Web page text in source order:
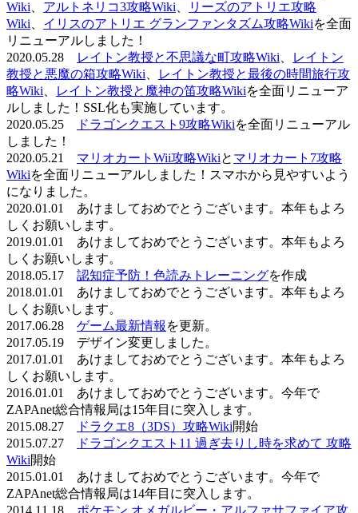
Wiki
アルトネリコ3攻略Wiki
リーズのアトリエ攻略
Wiki
イリスのアトリエ グランファンタズム攻略Wikiを全面
リニューアルしました！
2020.05.28
レイトン教授と不思議な町攻略Wiki
レイトン
教授と悪魔の箱攻略Wiki
レイトン教授と最後の時間旅行攻
略Wiki
レイトン教授と魔神の笛攻略Wikiを全面リニューア
ルしました！SSL化も実施しています。
2020.05.25
ドラゴンクエスト9攻略Wikiを全面リニューアル
しました！
2020.05.21 マリオカートWii攻略Wikiと マリオカート7攻略
Wikiを全面リニューアルしました！スマホから見やすいよう
になりました。
2020.01.01 あけましておめでとうございます。本年もよろ
しくお願いします。
2019.01.01 あけましておめでとうございます。本年もよろ
しくお願いします。
2018.05.17 認知症予防！色読みトレーニングを作成
2018.01.01 あけましておめでとうございます。本年もよろ
しくお願いします。
2017.06.28 ゲーム最新情報 を更新。
2017.05.19 デザイン変更しました。
2017.01.01 あけましておめでとうございます。本年もよろ
しくお願いします。
2016.01.01 あけましておめでとうございます。今年で
ZAPAnet総合情報局は15年目に突入します。
2015.08.27
ドラクエ8（3DS）攻略Wiki開始
2015.07.27
ドラゴンクエスト11 過ぎ去りし時を求めて 攻略
Wiki開始
2015.01.01 あけましておめでとうございます。今年で
ZAPAnet総合情報局は14年目に突入します。
2014.11.18 ポケモン オメガルビー・アルファサファイア攻